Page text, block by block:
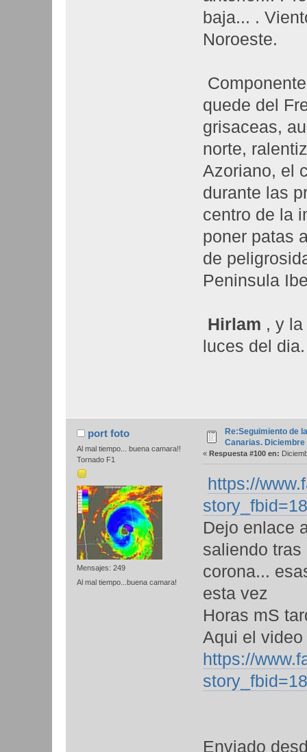
baja... .
Noroeste.
quede del
grisaceas,
norte,
Azoriano, el
durante las
centro de la
poner patas
de
Peninsula
Hirlam , y
luces del dia.
port foto
Al mal tiempo... buena camara!!
Tornado F1
Mensajes: 249
Al mal tiempo...buena camara!
Re:Seguimiento de
Canarias. Diciembre
« Respuesta #100 en:
https://
Dejo enlace
saliendo
corona...
esta vez
Horas mS
Aqui el video
https://
Enviado